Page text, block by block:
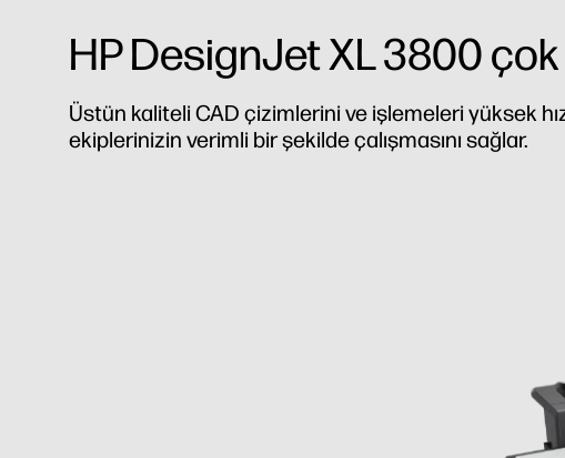
HP DesignJet XL 3800 çok
Üstün kaliteli CAD çizimlerini ve işlemeleri yüksek
ekiplerinizin verimli bir şekilde çalışmasını sağlar.